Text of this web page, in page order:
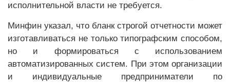
исполнительной власти не требуется.
Минфин указал, что бланк строгой отчетности может
изготавливаться не только типографским способом,
но и формироваться с использованием
автоматизированных систем. При этом организации
и индивидуальные предприниматели по